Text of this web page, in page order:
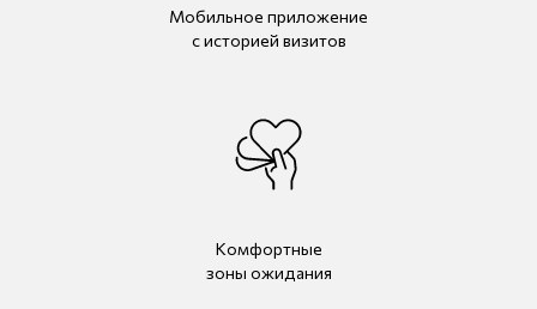
Мобильное приложение
с историей визитов
Комфортные
зоны ожидания